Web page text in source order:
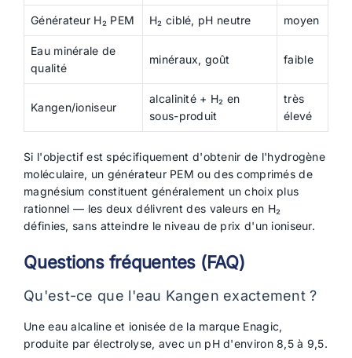
Générateur H₂ PEM H₂ ciblé, pH neutre moyen
Eau minérale de
qualité
minéraux, goût faible
Kangen/ioniseur
alcalinité + H₂ en
sous-produit
très
élevé
Si l'objectif est spécifiquement d'obtenir de l'hydrogène
moléculaire, un générateur PEM ou des comprimés de
magnésium constituent généralement un choix plus
rationnel — les deux délivrent des valeurs en H₂
définies, sans atteindre le niveau de prix d'un ioniseur.
Questions fréquentes (FAQ)
Qu'est-ce que l'eau Kangen exactement ?
Une eau alcaline et ionisée de la marque Enagic,
produite par électrolyse, avec un pH d'environ 8,5 à 9,5.